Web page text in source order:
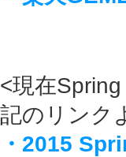
<現在
記のリンク
・2015